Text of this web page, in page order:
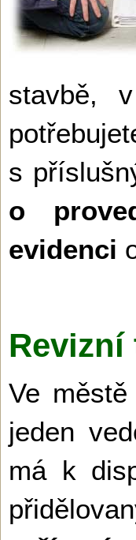
stavbě,
s
o
evidenci
Ve městě
jeden
má k